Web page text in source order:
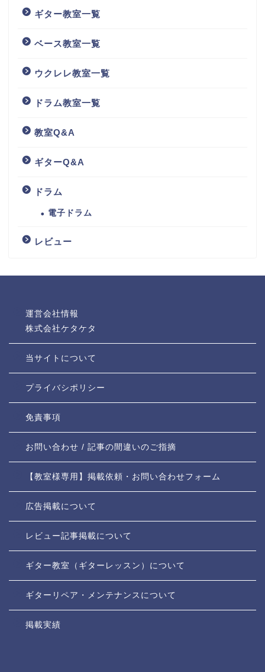
ギター教室一覧
ベース教室一覧
ウクレレ教室一覧
ドラム教室一覧
教室Q&A
ギターQ&A
ドラム
電子ドラム
レビュー
運営会社情報
株式会社ケタケタ
当サイトについて
プライバシポリシー
免責事項
お問い合わせ / 記事の間違いのご指摘
【教室様専用】掲載依頼・お問い合わせフォーム
広告掲載について
レビュー記事掲載について
ギター教室（ギターレッスン）について
ギターリペア・メンテナンスについて
掲載実績